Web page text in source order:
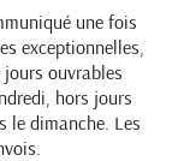
une fois
exceptionnelles,
ouvrables
hors jours
le dimanche. Les